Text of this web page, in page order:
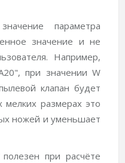
параметра
значение и не
Например,
при значении W
клапан будет
мелких размерах это
ножей и уменьшает
при расчёте